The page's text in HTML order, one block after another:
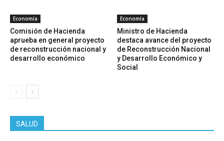
Economía
Comisión de Hacienda
aprueba en general proyecto
de reconstrucción nacional y
desarrollo económico
Economía
Ministro de Hacienda
destaca avance del proyecto
de Reconstrucción Nacional
y Desarrollo Económico y
Social
SALUD